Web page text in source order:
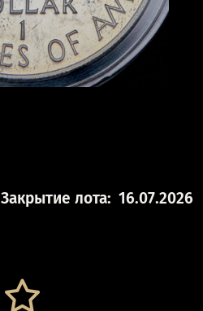
Закрытие лота: 16.07.2026